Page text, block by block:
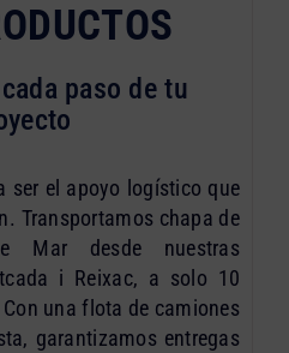
paso de tu
ser el apoyo logístico que
Transportamos chapa de
Mar desde nuestras
i Reixac, a solo 10
una flota de camiones
garantizamos entregas